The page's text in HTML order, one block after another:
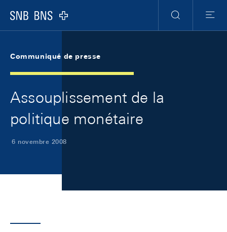
Logo
RechercheMenu
Communiqué de presse
Assouplissement de la
politique monétaire
6 novembre 2008